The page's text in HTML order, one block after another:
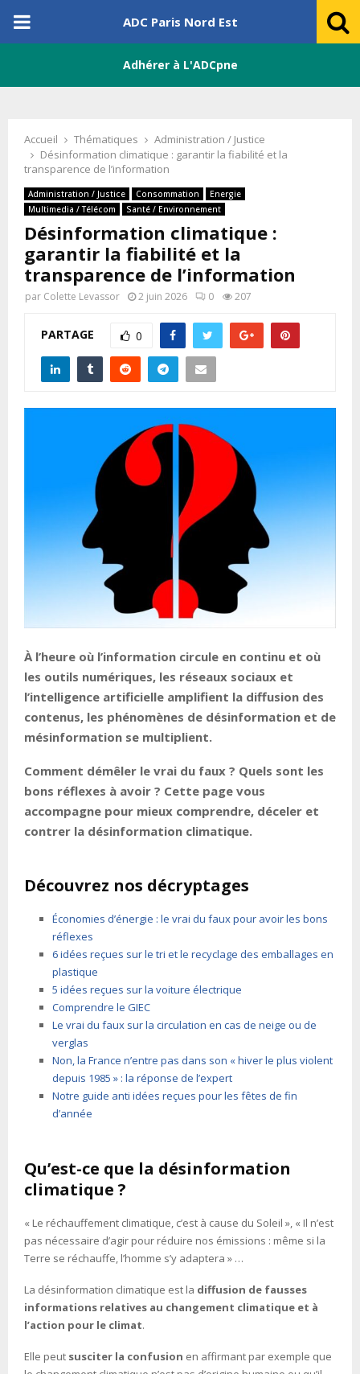
PRIMARY
ADC Paris Nord Est
Adhérer à L'ADCpne
Accueil Thématiques
Administration / Justice
Désinformation climatique : garantir la fiabilité et la
transparence de l’information
Administration / Justice Consommation
Energie
Multimedia / Télécom
Santé / Environnement
Désinformation climatique :
garantir la fiabilité et la
transparence de l’information
par Colette Levassor 2 juin 2026 0 207
PARTAGE 0
À l’heure où l’information circule en continu et où
les outils numériques, les réseaux sociaux et
l’intelligence artificielle amplifient la diffusion des
contenus, les phénomènes de désinformation et de
mésinformation se multiplient.
Comment démêler le vrai du faux ? Quels sont les
bons réflexes à avoir ? Cette page vous
accompagne pour mieux comprendre, déceler et
contrer la désinformation climatique.
Découvrez nos décryptages
Économies d’énergie : le vrai du faux pour avoir les bons
réflexes
6 idées reçues sur le tri et le recyclage des emballages en
plastique
5 idées reçues sur la voiture électrique
Comprendre le GIEC
Le vrai du faux sur la circulation en cas de neige ou de
verglas
Non, la France n’entre pas dans son « hiver le plus violent
depuis 1985 » : la réponse de l’expert
Notre guide anti idées reçues pour les fêtes de fin
d’année
Qu’est-ce que la désinformation
climatique ?
« Le réchauffement climatique, c’est à cause du Soleil », « Il n’est
pas nécessaire d’agir pour réduire nos émissions : même si la
Terre se réchauffe, l’homme s’y adaptera » …
La désinformation climatique est la diffusion de fausses
informations relatives au changement climatique et à
l’action pour le climat.
Elle peut susciter la confusion en affirmant par exemple que